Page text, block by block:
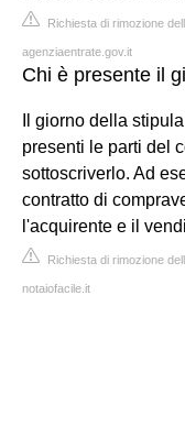
Richiesta di rimozione
agenziaentrate.gov.it
Chi è presente il
Il giorno della
presenti le parti del
sottoscriverlo. Ad
contratto di
l'acquirente e il
Richiesta di rimozione
notaiofacile.it